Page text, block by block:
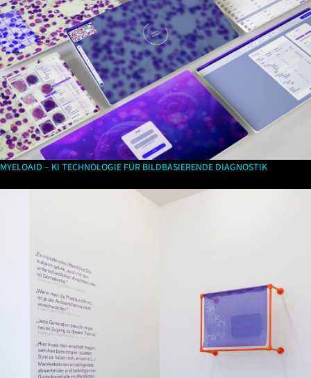
MYELOAID – KI TECHNOLOGIE FÜR BILDBASIERENDE DIAGNOSTIK